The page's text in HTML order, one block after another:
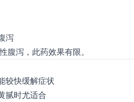
泻
腹泻，此药效果有限。
较快缓解症状
腻时尤适合